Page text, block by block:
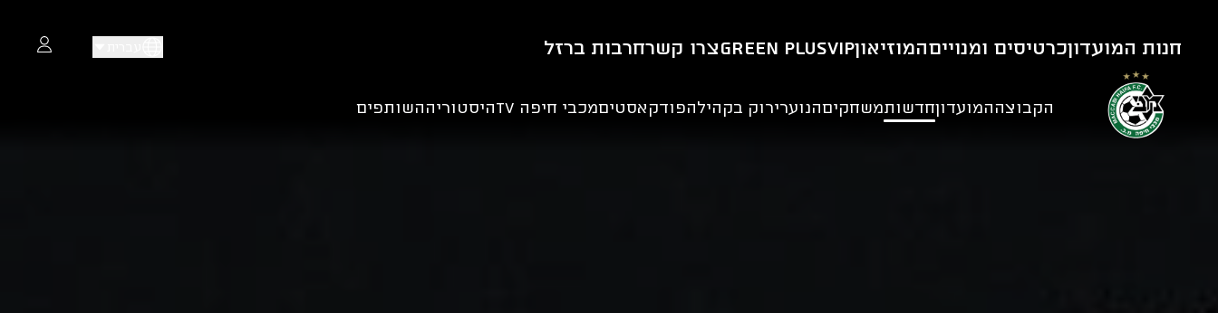
חנות המועדוןכרטיסים ומנוייםהמוזיאוןVIP
Green Plusצרו קשרחרבות ברזל
הקבוצההמועדוןחדשותמשחקיםהנוערירוק בקהילהפודקאסטיםמכבי חיפה TV היסטוריההשותפים